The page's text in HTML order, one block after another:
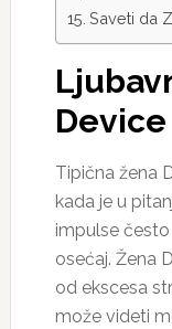
Saveti da
Device
Tipična žena
kada je u
impulse
osećaj. Žena
od ekscesa
može videti